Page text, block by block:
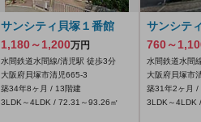
サンシティ貝塚１番館
1,180～1,200万円
水間鉄道水間線/清児駅 徒歩3分
大阪府貝塚市清児665‐3
築34年8ヶ月 / 13階建
3LDK～4LDK / 72.31～93.26㎡
サンシテ
760～
水間鉄道水間
大阪府貝塚市
築31年2ヶ月 /
3LDK～4LDK